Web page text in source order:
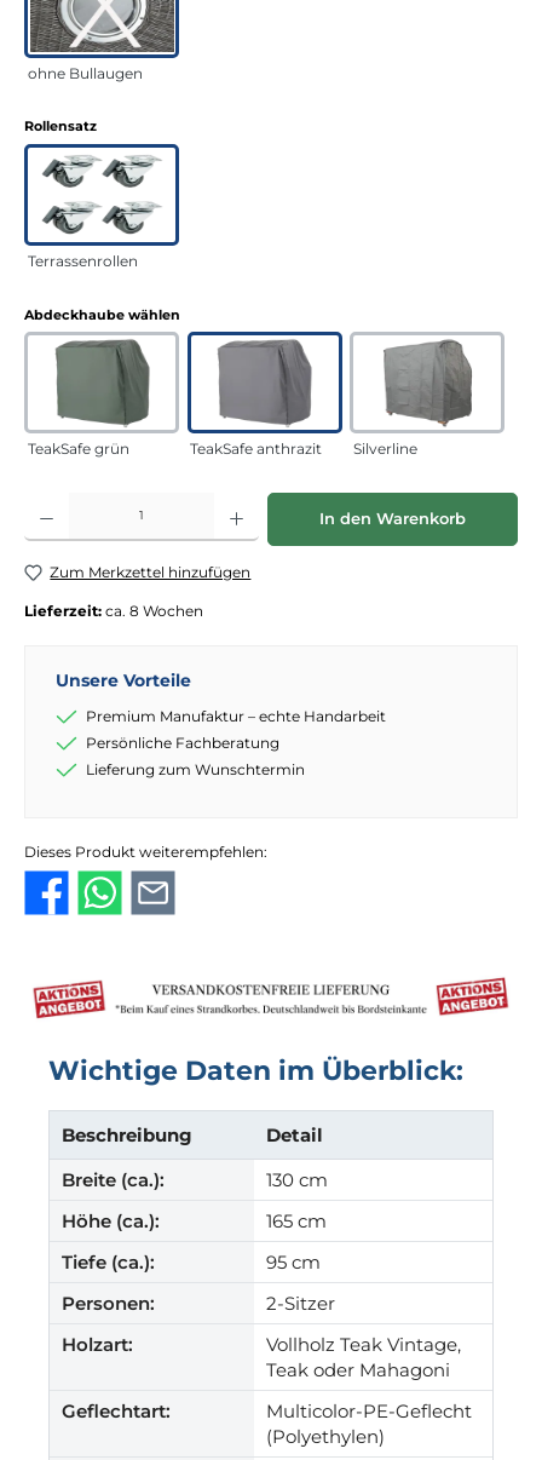
ohne Bullaugen
Rollensatzauswählen
Terrassenrollen
Abdeckhaube wählen
TeakSafe grün TeakSafe anthrazit Silverline
Produkt Anzahl: Gib den gewünschten Wert ein oder benutze die
In den Warenkorb
Zum Merkzettel hinzufügen
Lieferzeit: ca. 8 Wochen
Unsere Vorteile
Premium Manufaktur – echte Handarbeit
Persönliche Fachberatung
Lieferung zum Wunschtermin
Dieses Produkt weiterempfehlen:
Wichtige Daten im Überblick:
Beschreibung
Detail
Breite (ca.):
130 cm
Höhe (ca.):
165 cm
Tiefe (ca.):
95 cm
Personen:
2-Sitzer
Holzart:
Vollholz Teak Vintage,
Teak oder Mahagoni
Geflechtart:
Multicolor-PE-Geflecht
(Polyethylen)